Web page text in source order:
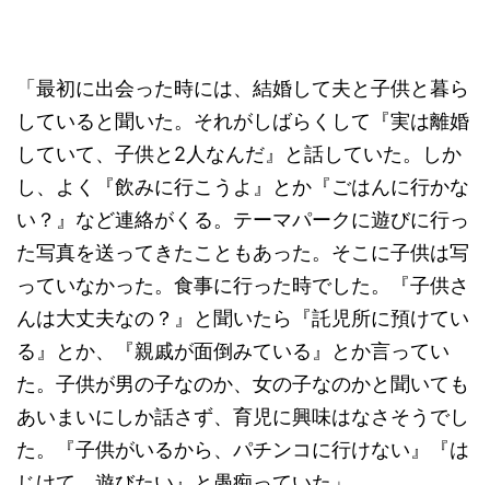
「最初に出会った時には、結婚して夫と子供と暮ら
していると聞いた。それがしばらくして『実は離婚
していて、子供と2人なんだ』と話していた。しか
し、よく『飲みに行こうよ』とか『ごはんに行かな
い？』など連絡がくる。テーマパークに遊びに行っ
た写真を送ってきたこともあった。そこに子供は写
っていなかった。食事に行った時でした。『子供さ
んは大丈夫なの？』と聞いたら『託児所に預けてい
る』とか、『親戚が面倒みている』とか言ってい
た。子供が男の子なのか、女の子なのかと聞いても
あいまいにしか話さず、育児に興味はなさそうでし
た。『子供がいるから、パチンコに行けない』『は